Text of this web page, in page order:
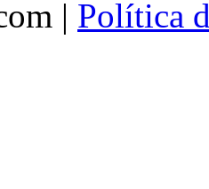
| Política